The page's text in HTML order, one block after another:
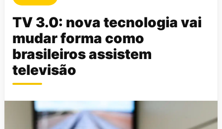
TV 3.0: nova tecnologia vai
mudar forma como
brasileiros assistem
televisão